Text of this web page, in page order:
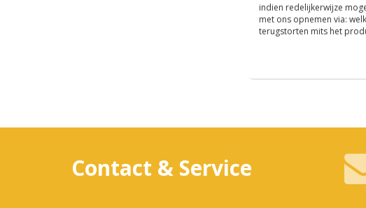
indien redelijkerwijze
met ons opnemen via:
terugstorten mits het
Contact & Service